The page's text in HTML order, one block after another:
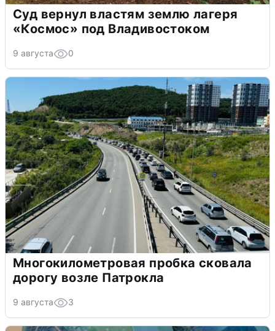
Суд вернул властям землю лагеря
«Космос» под Владивостоком
9 августа 0
Многокилометровая пробка сковала
дорогу возле Патрокла
9 августа 3